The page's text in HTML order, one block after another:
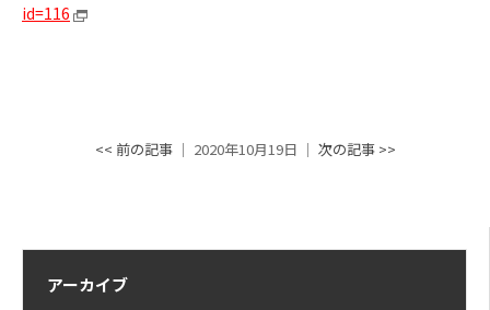
アーカイブ
id=116
<< 前の記事│ 2020年10月19日 │ 次の記事 >>